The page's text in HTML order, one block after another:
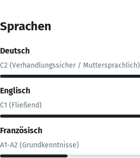
Sprachen
Deutsch
C2 (Verhandlungssicher / Muttersprachlich)
Englisch
C1 (Fließend)
Französisch
A1-A2 (Grundkenntnisse)